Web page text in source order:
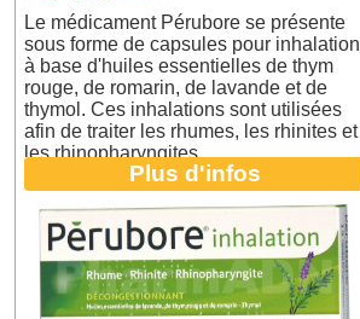
Le médicament Pérubore se présente
sous forme de capsules pour inhalation
à base d'huiles essentielles de thym
rouge, de romarin, de lavande et de
thymol. Ces inhalations sont utilisées
afin de traiter les rhumes, les rhinites et
les rhinopharyngites.
Plus d'infos